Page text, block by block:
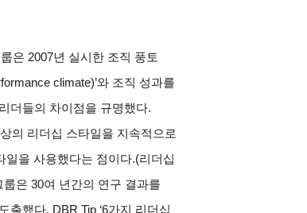
은 2007년 실시한 조직 풍토
climate)’와 조직 성과를
더들의 차이점을 규명했다.
의 리더십 스타일을 지속적으로
일을 사용했다는 점이다.(리더십
은 30여 년간의 연구 결과를
출했다. DBR Tip ‘6가지 리더십